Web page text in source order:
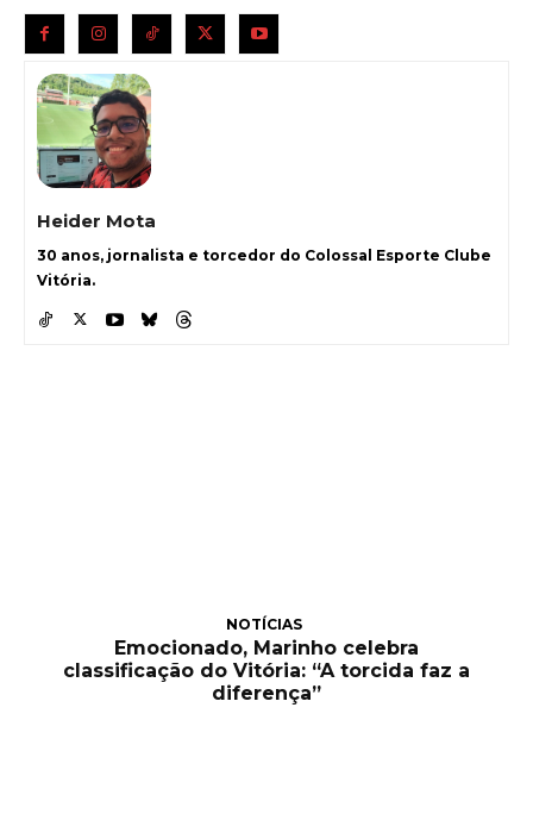
Heider Mota
30 anos, jornalista e torcedor do Colossal Esporte Clube
Vitória.
NOTÍCIAS
Emocionado, Marinho celebra
classificação do Vitória: “A torcida faz a
diferença”